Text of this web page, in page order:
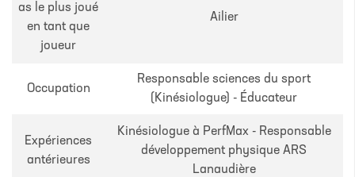
as le plus joué
en tant que
joueur
Ailier
Occupation
Responsable sciences du sport
(Kinésiologue) - Éducateur
Expériences
antérieures
Kinésiologue à PerfMax - Responsable
développement physique ARS
Lanaudière